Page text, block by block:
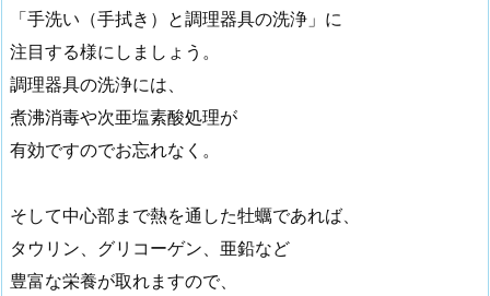
「手洗い（手拭き）と調理器具の洗浄」に
注目する様にしましょう。
調理器具の洗浄には、
煮沸消毒や次亜塩素酸処理が
有効ですのでお忘れなく。
そして中心部まで熱を通した牡蠣であれば、
タウリン、グリコーゲン、亜鉛など
豊富な栄養が取れますので、